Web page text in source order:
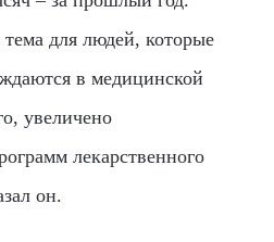
для людей, которые
в медицинской
увеличено
лекарственного
он.